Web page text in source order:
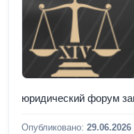
юридический форум
Опубликовано: 29.06.2026